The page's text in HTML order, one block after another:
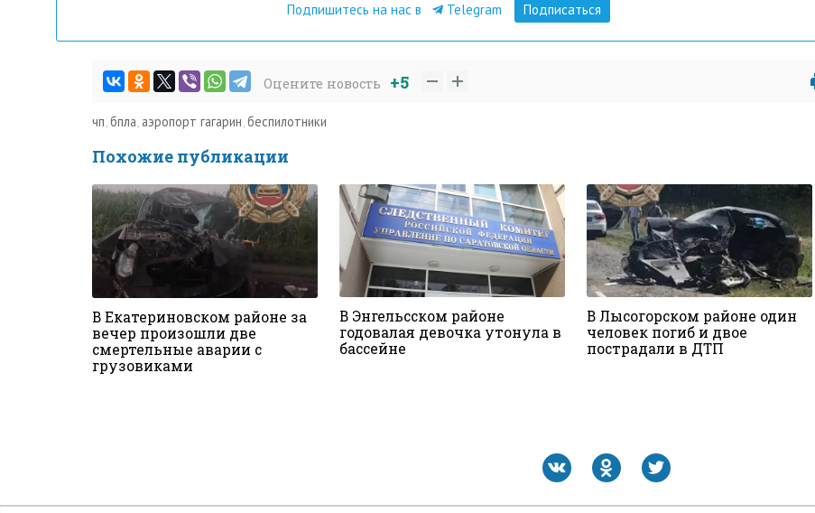
Подпишитесь на нас в Telegram Подписаться
Оцените новость +5
чп,бпла, аэропорт гагарин,беспилотники
Похожие публикации
В Екатериновском районе за
вечер произошли две
смертельные аварии с
грузовиками
В Энгельсском районе
годовалая девочка утонула в
бассейне
В Лысогорском районе один
человек погиб и двое
пострадали в ДТП